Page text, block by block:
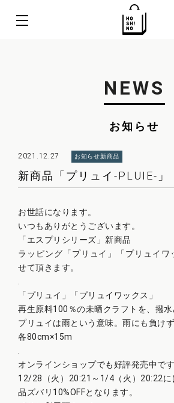
NEWS
お知らせ
2021.12.27 お知らせ新商品
お世話になります。
いつもありがとうございます。
「エスプリシリーズ」新商品
ラッピング「プリュイ」「プリュイワ
せて頂きます。
「プリュイ」「プリュイワックス」
再生原料100％の未晒クラフトを、撥水
プリュイは雨という意味。雨にも負けず
各80cm×15m
オンラインショップでも好評発売中です
12/28（火）20:21～1/4（火）20:22に
品ズバリ10%OFFとなります。